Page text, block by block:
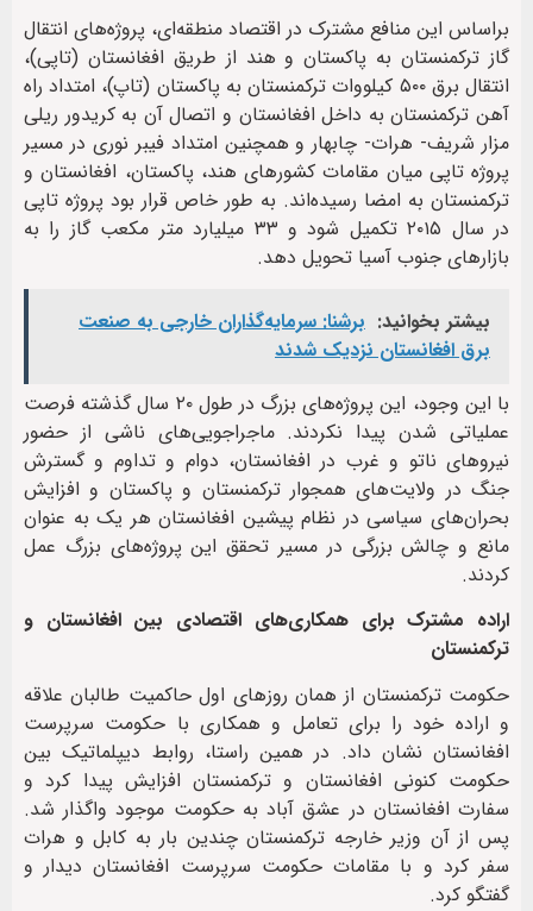
براساس این منافع مشترک در اقتصاد منطقه‌‌ای، پروژه‌های انتقال
گاز ترکمنستان به پاکستان و هند از طریق افغانستان (تاپی)،
انتقال برق ۵۰۰ کیلووات ترکمنستان به پاکستان (تاپ)، امتداد راه
آهن ترکمنستان به داخل افغانستان و اتصال آن به کریدور ریلی
مزار شریف- هرات- چابهار و همچنین امتداد فیبر نوری در مسیر
پروژه تاپی میان مقامات کشورهای هند، پاکستان، افغانستان و
ترکمنستان به امضا رسیده‌اند. به طور خاص قرار بود پروژه تاپی
در سال ۲۰۱۵ تکمیل شود و ۳۳ میلیارد متر مکعب گاز را به
بازارهای جنوب آسیا تحویل دهد.
بیشتر بخوانید: برشنا: سرمایه‌گذاران خارجی به صنعت
برق افغانستان نزدیک شدند
با این وجود، این پروژه‌های بزرگ در طول ۲۰ سال گذشته فرصت
عملیاتی‌ شدن پیدا نکردند. ماجراجویی‌های ناشی از حضور
نیروهای ناتو و غرب در افغانستان، دوام و تداوم و گسترش
جنگ در ولایت‌های همجوار ترکمنستان و پاکستان و افزایش
بحران‌های سیاسی در نظام پیشین افغانستان هر یک به عنوان
مانع و چالش بزرگی در مسیر تحقق این پروژه‌های بزرگ عمل
کردند.
اراده مشترک برای همکاری‌های اقتصادی بین افغانستان و
ترکمنستان
حکومت ترکمنستان از همان روزهای اول حاکمیت طالبان علاقه
و اراده خود را برای تعامل و همکاری با حکومت سرپرست
افغانستان نشان داد. در همین راستا، روابط دیپلماتیک بین
حکومت کنونی افغانستان و ترکمنستان افزایش پیدا کرد و
سفارت افغانستان در عشق آباد به حکومت موجود واگذار شد.
پس از آن وزیر خارجه ترکمنستان چندین بار به کابل و هرات
سفر کرد و با مقامات حکومت سرپرست افغانستان دیدار و
گفتگو کرد.